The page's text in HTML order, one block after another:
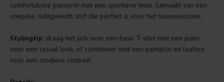
Lees altijd eerst even het was-etiket.
Was kleding binnenste buiten. Dat beschermt de
buitenkant.
Wees zuinig met wasmiddel. Per kledingstuk is een drupje
genoeg.
Was zo koud mogelijk. Op 20 of 30 graden wassen is vaak
comfortabele pasvorm met een sportieve twist. Gemaakt van een
soepele, lichtgewicht stof die perfect is voor het tussenseizoen.
Stylingtip: draag het jack over een basic T-shirt met een jeans
voor een casual look, of combineer met een pantalon en loafers
voor een modieus contrast.